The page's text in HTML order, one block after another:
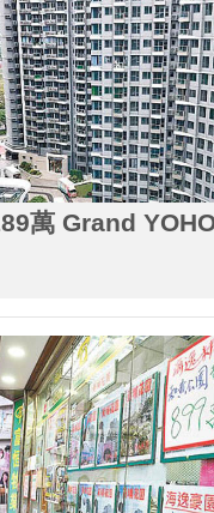
萬 Grand